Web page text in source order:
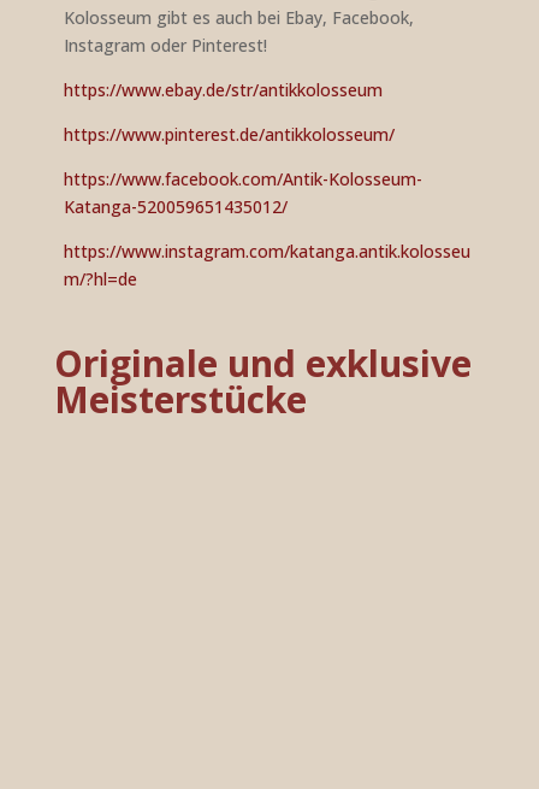
Kolosseum gibt es auch bei Ebay, Facebook,
Instagram oder Pinterest!
https://www.ebay.de/str/antikkolosseum
https://www.pinterest.de/antikkolosseum/
https://www.facebook.com/Antik-Kolosseum-
Katanga-520059651435012/
https://www.instagram.com/katanga.antik.kolosseu
m/?hl=de
Originale und exklusive
Meisterstücke